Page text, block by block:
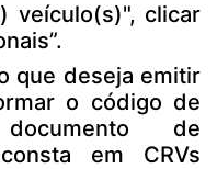
veículo(s)", clicar
que deseja emitir
o código de
de
em CRVs